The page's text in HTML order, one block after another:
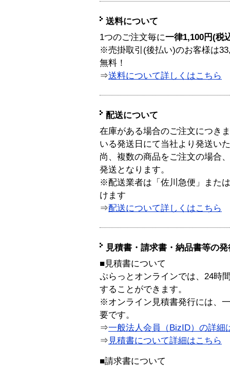
送料について
1つのご注文毎に一律1,100円(税
※売掛取引(後払い)のお客様は
無料！
⇒送料について詳しくはこちら
配送について
在庫がある場合のご注文につき
いる発送日にて当社より発送い
尚、複数の商品をご注文の場合
発送となります。
※配送業者は「佐川急便」また
けます
⇒配送について詳しくはこちら
見積書・請求書・納品書等の
■見積書について
ぷらっとオンラインでは、24時
することができます。
※オンライン見積書発行には、
要です。
⇒一般法人会員（BizID）の詳細
⇒ 見積書について詳細はこちら
■請求書について